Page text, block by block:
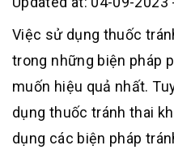
Việc sử dụng thuốc
trong những biện pháp
muốn hiệu quả nhất.
dụng thuốc tránh thai
dụng các biện pháp